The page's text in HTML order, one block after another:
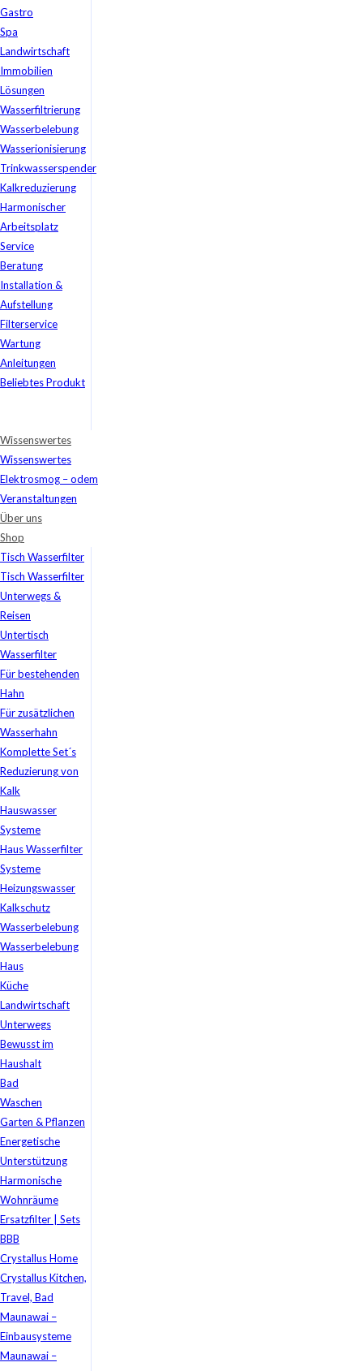
Gastro
Spa
Landwirtschaft
Immobilien
Lösungen
Wasserfiltrierung
Wasserbelebung
Wasserionisierung
Trinkwasserspender
Kalkreduzierung
Harmonischer
Arbeitsplatz
Service
Beratung
Installation &
Aufstellung
Filterservice
Wartung
Anleitungen
Beliebtes Produkt
Wissenswertes
Wissenswertes
Elektrosmog – odem
Veranstaltungen
Über uns
Shop
Tisch Wasserfilter
Tisch Wasserfilter
Unterwegs &
Reisen
Untertisch
Wasserfilter
Für bestehenden
Hahn
Für zusätzlichen
Wasserhahn
Komplette Set´s
Reduzierung von
Kalk
Hauswasser
Systeme
Haus Wasserfilter
Systeme
Heizungswasser
Kalkschutz
Wasserbelebung
Wasserbelebung
Haus
Küche
Landwirtschaft
Unterwegs
Bewusst im
Haushalt
Bad
Waschen
Garten & Pflanzen
Energetische
Unterstützung
Harmonische
Wohnräume
Ersatzfilter | Sets
BBB
Crystallus Home
Crystallus Kitchen,
Travel, Bad
Maunawai –
Einbausysteme
Maunawai –